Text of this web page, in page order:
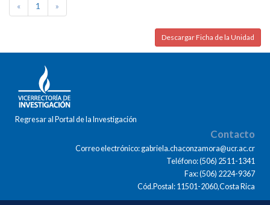
« 1 »
Descargar Ficha de la Unidad
Regresar al Portal de la Investigación
Contacto
Correo electrónico: gabriela.chaconzamora@ucr.ac.cr
Teléfono: (506) 2511-1341
Fax: (506) 2224-9367
Cód.Postal: 11501-2060,Costa Rica